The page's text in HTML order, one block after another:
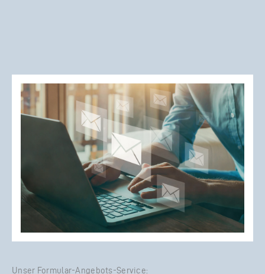
Unser Formular-Angebots-Service: